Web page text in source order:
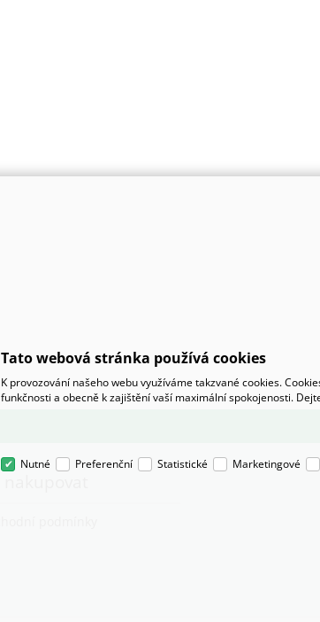
Tato webová stránka používá cookies
K provozování našeho webu využíváme takzvané cookies.
funkčnosti a obecně k zajištění vaší maximální spokojenosti.
Nutné Preferenční Statistické Marketingové